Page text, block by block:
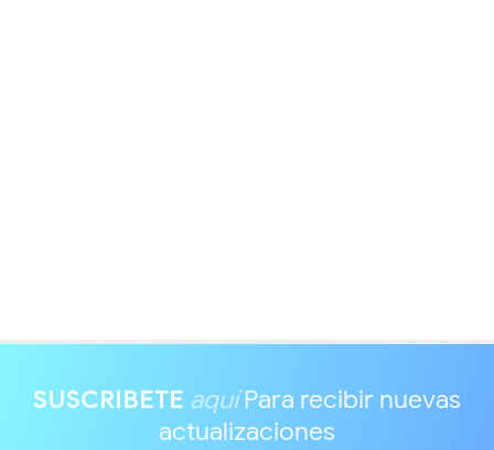
SUSCRIBETE aquíPara recibir nuevas
actualizaciones